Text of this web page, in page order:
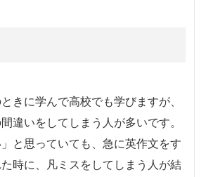
きに学んで高校でも学びますが、
違いをしてしまう人が多いです。
」と思っていても、急に英作文をす
時に、凡ミスをしてしまう人が結